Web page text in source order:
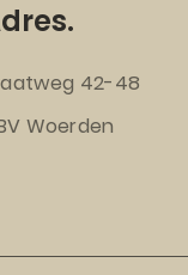
42-48
Woerden